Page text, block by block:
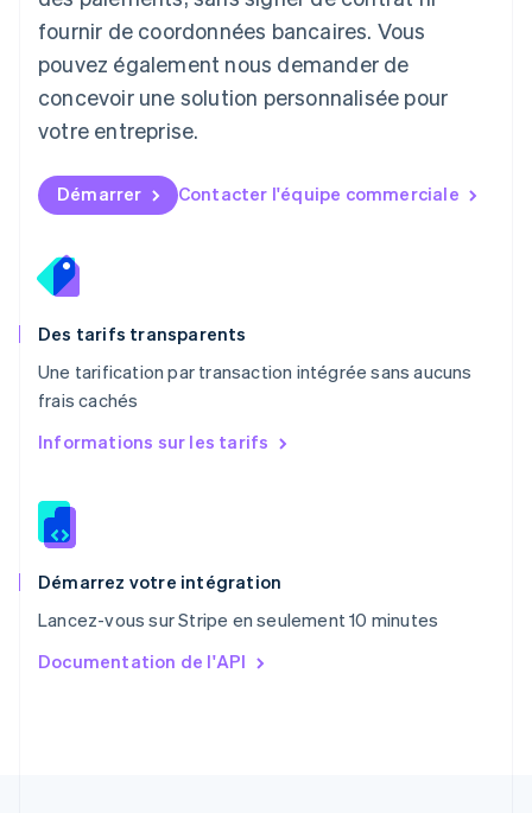
fournir de coordonnées bancaires. Vous
pouvez également nous demander de
concevoir une solution personnalisée pour
votre entreprise.
Démarrer Contacter l'équipe commerciale
Des tarifs transparents
Une tarification par transaction intégrée sans aucuns
frais cachés
Informations sur les tarifs
Démarrez votre intégration
Lancez-vous sur Stripe en seulement 10 minutes
Documentation de l'API
Malaisie
English 简体中文
Malte
English
EspañolEnglish
English
Nouvelle-Zélande
Pays-Bas
Nederlands
English
PortuguêsEnglish
R.A.S. de Hong Kong, Chine
English
Roumanie
Royaume-Uni
English
English简体中文
English